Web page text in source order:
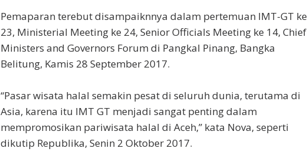
Pemaparan terebut disampaiknnya dalam pertemuan IMT-GT ke
23, Ministerial Meeting ke 24, Senior Officials Meeting ke 14, Chief
Ministers and Governors Forum di Pangkal Pinang, Bangka
Belitung, Kamis 28 September 2017.
“Pasar wisata halal semakin pesat di seluruh dunia, terutama di
Asia, karena itu IMT GT menjadi sangat penting dalam
mempromosikan pariwisata halal di Aceh,” kata Nova, seperti
dikutip Republika, Senin 2 Oktober 2017.